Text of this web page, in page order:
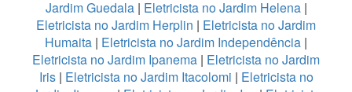
Jardim Guedala| Eletricista no Jardim Helena|
Eletricista no Jardim Herplin | Eletricista no Jardim
Humaita | Eletricista no Jardim Independência |
Eletricista no Jardim Ipanema | Eletricista no Jardim
Iris| Eletricista no Jardim Itacolomi | Eletricista no